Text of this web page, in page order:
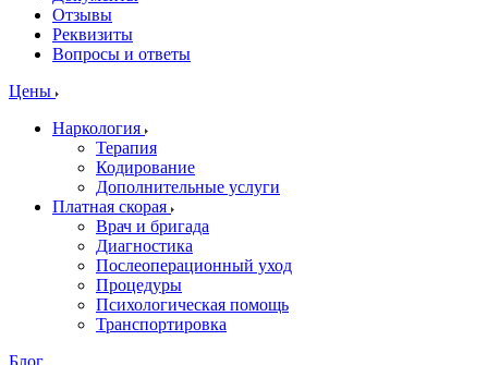
Отзывы
Реквизиты
Вопросы и ответы
Цены
Наркология
Терапия
Кодирование
Дополнительные услуги
Платная скорая
Врач и бригада
Диагностика
Послеоперационный уход
Процедуры
Психологическая помощь
Транспортировка
Блог